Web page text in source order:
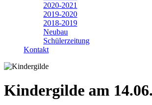
2020-2021
2019-2020
2018-2019
Neubau
Schülerzeitung
Kontakt
Kindergilde am